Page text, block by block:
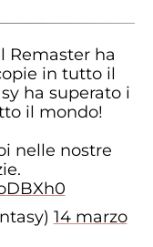
Remaster ha
in tutto il
ha superato i
il mondo!
nelle nostre
14 marzo